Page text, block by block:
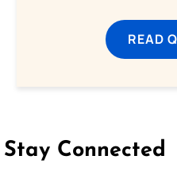
READ
Stay Connected